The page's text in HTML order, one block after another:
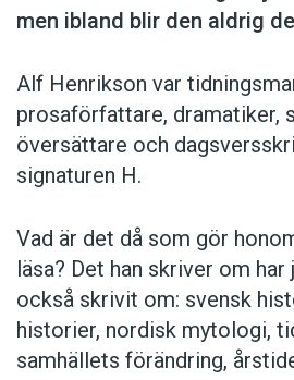
men ibland blir den aldrig
Alf Henrikson var
prosaförfattare, dramatiker,
översättare och
signaturen H.
Vad är det då som gör
läsa? Det han skriver om har
också skrivit om: svensk
historier, nordisk mytologi,
samhällets förändring,